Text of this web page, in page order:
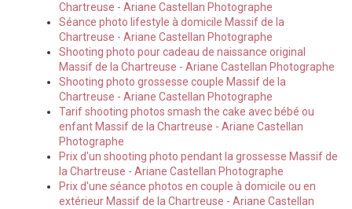
Chartreuse - Ariane Castellan Photographe
Séance photo lifestyle à domicile Massif de la
Chartreuse - Ariane Castellan Photographe
Shooting photo pour cadeau de naissance original
Massif de la Chartreuse - Ariane Castellan Photographe
Shooting photo grossesse couple Massif de la
Chartreuse - Ariane Castellan Photographe
Tarif shooting photos smash the cake avec bébé ou
enfant Massif de la Chartreuse - Ariane Castellan
Photographe
Prix d'un shooting photo pendant la grossesse Massif de
la Chartreuse - Ariane Castellan Photographe
Prix d'une séance photos en couple à domicile ou en
extérieur Massif de la Chartreuse - Ariane Castellan